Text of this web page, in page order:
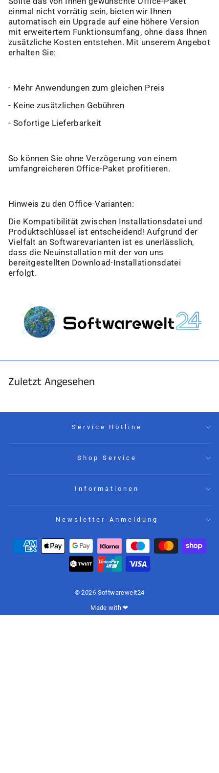
einmal nicht vorrätig sein, bieten wir Ihnen
automatisch ein Upgrade auf eine höhere Version
mit erweitertem Funktionsumfang, ohne dass Ihnen
zusätzliche Kosten entstehen. Mit unserem Angebot
erhalten Sie:
- Mehr Anwendungen zum gleichen Preis
- Keine zusätzlichen Gebühren
- Sofortige Lieferbarkeit
So können Sie ohne Verzögerung von einem
umfangreicheren Office-Paket profitieren.
Hinweis zu den Office-Varianten:
Die Kompatibilität zwischen Installationsdatei und
Produktschlüssel ist entscheidend! Aufgrund der
Vielfalt an Softwarevarianten ist es unerlässlich,
dass die Neuinstallation mit der von uns
bereitgestellten Download-Installationsdatei
erfolgt.
Zuletzt Angesehen
Service Hotline
Shop Service
Informationen
Newsletter-Anmeldung
© 2026 Softwarewelt24
Made with ❤